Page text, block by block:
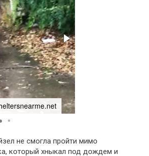
не смогла пройти мимо
который хныкал под дождем и